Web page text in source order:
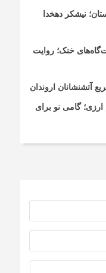
نیشکر دهخدا
خنک؛ روایت
آتشنشانان اروندان
الزام ارزی؛ گامی نو برای